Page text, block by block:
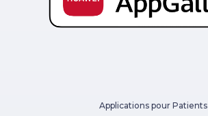
Applications pour Patients